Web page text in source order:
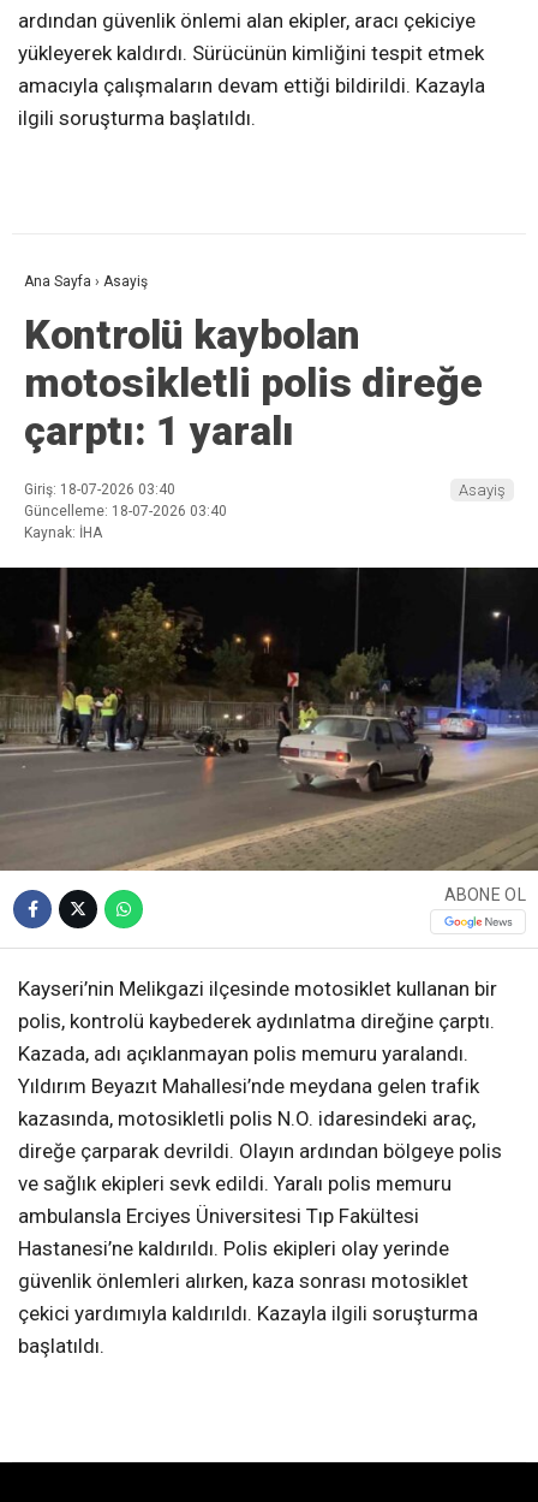
ardından güvenlik önlemi alan ekipler, aracı çekiciye
yükleyerek kaldırdı. Sürücünün kimliğini tespit etmek
amacıyla çalışmaların devam ettiği bildirildi. Kazayla
ilgili soruşturma başlatıldı.
Ana Sayfa › Asayiş
Kontrolü kaybolan
motosikletli polis direğe
çarptı: 1 yaralı
Giriş: 18-07-2026 03:40
Güncelleme: 18-07-2026 03:40
Kaynak: İHA
Asayiş
ABONE OL
Kayseri’nin Melikgazi ilçesinde motosiklet kullanan bir
polis, kontrolü kaybederek aydınlatma direğine çarptı.
Kazada, adı açıklanmayan polis memuru yaralandı.
Yıldırım Beyazıt Mahallesi’nde meydana gelen trafik
kazasında, motosikletli polis N.O. idaresindeki araç,
direğe çarparak devrildi. Olayın ardından bölgeye polis
ve sağlık ekipleri sevk edildi. Yaralı polis memuru
ambulansla Erciyes Üniversitesi Tıp Fakültesi
Hastanesi’ne kaldırıldı. Polis ekipleri olay yerinde
güvenlik önlemleri alırken, kaza sonrası motosiklet
çekici yardımıyla kaldırıldı. Kazayla ilgili soruşturma
başlatıldı.